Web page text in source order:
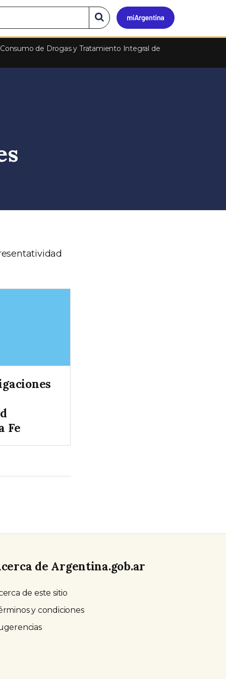
Mi
Buscar
en
el
sitio
de Drogas y Tratamiento Integral de
Fe
de Argentina.gob.ar
de este sitio
y condiciones